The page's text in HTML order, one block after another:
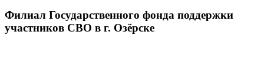
Филиал Государственного фонда поддержки
участников СВО в г. Озёрске